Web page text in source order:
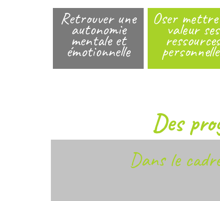
Retrouver une
autonomie
mentale et
émotionnelle
Oser
valeur ses
Des
Dans le